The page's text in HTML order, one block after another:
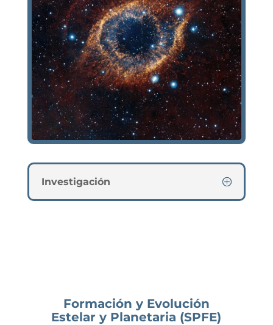
Investigación
Formación y Evolución
Estelar y Planetaria (SPFE)